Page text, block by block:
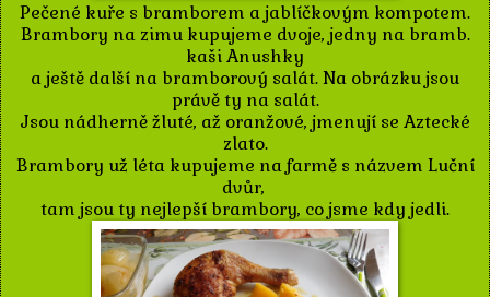
Pečené kuře s bramborem a jablíčkovým kompotem.
Brambory na zimu kupujeme dvoje, jedny na bramb.
kaši Anushky
a ještě další na bramborový salát. Na obrázku jsou
právě ty na salát.
Jsou nádherně žluté, až oranžové, jmenují se Aztecké
zlato.
Brambory už léta kupujeme na farmě s názvem Luční
dvůr,
tam jsou ty nejlepší brambory, co jsme kdy jedli.